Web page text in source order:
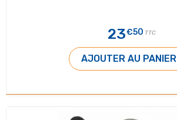
23€50 TTC
AJOUTER AU PANIER